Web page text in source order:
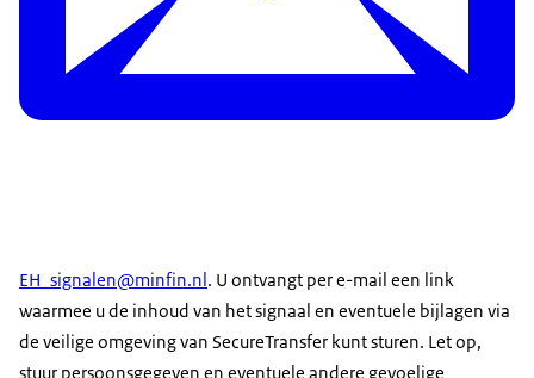
EH_signalen@minfin.nl . U ontvangt per e-mail een link
waarmee u de inhoud van het signaal en eventuele bijlagen via
de veilige omgeving van SecureTransfer kunt sturen. Let op,
stuur persoonsgegeven en eventuele andere gevoelige